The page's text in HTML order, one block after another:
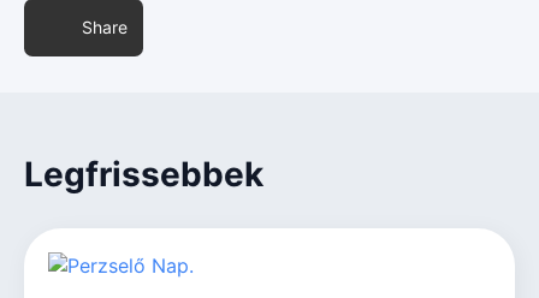
Share
Legfrissebbek